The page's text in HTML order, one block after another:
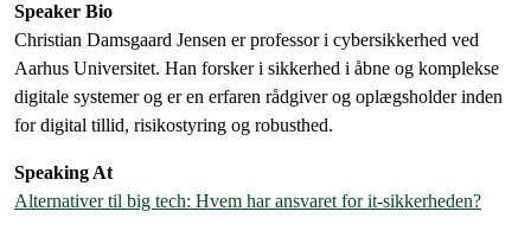
Speaker Bio
Christian Damsgaard Jensen er professor i cybersikkerhed ved
Aarhus Universitet. Han forsker i sikkerhed i åbne og komplekse
digitale systemer og er en erfaren rådgiver og oplægsholder inden
for digital tillid, risikostyring og robusthed.
Speaking At
Alternativer til big tech: Hvem har ansvaret for it-sikkerheden?